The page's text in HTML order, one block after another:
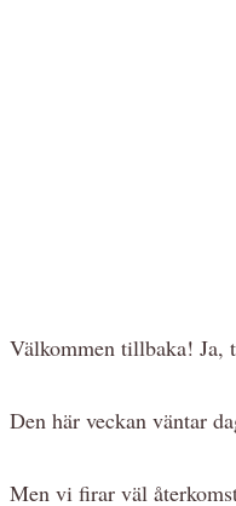
Välkommen tillbaka!
Den här veckan väntar
Men vi firar väl